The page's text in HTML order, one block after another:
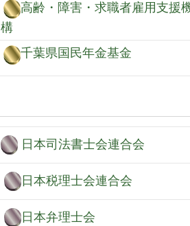
高齢・障害・求職者雇用支援
構
千葉県国民年金基金
日本司法書士会連合会
日本税理士会連合会
日本弁理士会